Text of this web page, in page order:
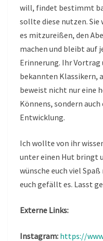
will, findet bestimmt
sollte diese nutzen.
es mitzureißen, den
machen und bleibt auf
Erinnerung. Ihr
bekannten Klassikern,
beweist nicht nur eine
Könnens, sondern
Entwicklung.
Ich wollte von ihr
unter einen Hut bringt
wünsche euch viel
euch gefällt es. Lasst
Externe Links:
Instagram: https://